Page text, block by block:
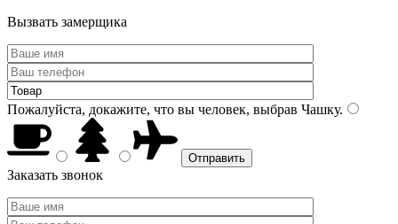
Вызвать замерщика
Пожалуйста, докажите, что вы человек, выбрав Чашку.
Заказать звонок